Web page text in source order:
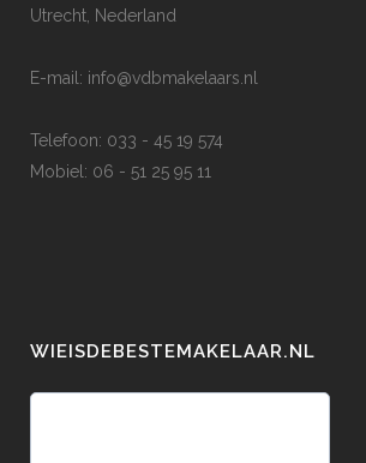
Utrecht, Nederland
E-mail: info@vdbmakelaars.nl
Telefoon: 033 - 45 19 574
Mobiel: 06 - 51 25 95 11
WIEISDEBESTEMAKELAAR.NL